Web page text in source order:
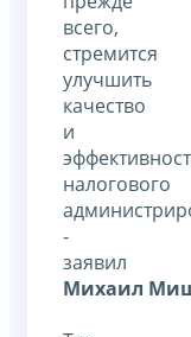
всего,
стремится
улучшить
качество
и
налогового
-
заявил
Михаил